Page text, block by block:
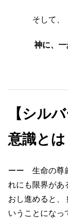
そして、
神に、一
【シル
意識とは
ーー 生命の尊
れにも限界があ
おし進めると、
いうことになっ